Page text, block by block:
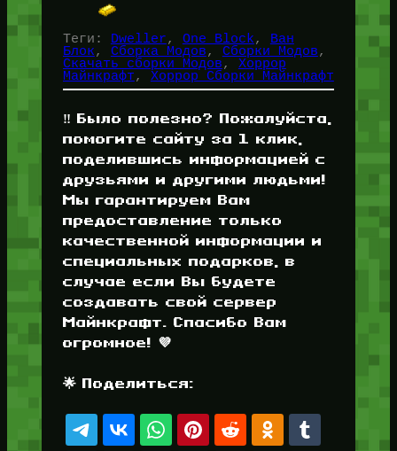
Теги: Dweller, One Block,
Ван
Блок, Сборка Модов, Сборки Модов
Скачать сборки Модов, Хоррор
Майнкрафт, Хоррор Сборки Майнкрафт
‼️ Было полезно? Пожалуйста,
помогите сайту за 1 клик,
поделившись информацией с
друзьями и другими людьми!
Мы гарантируем Вам
предоставление только
качественной информации и
специальных подарков, в
случае если Вы будете
создавать свой сервер
Майнкрафт. Спасибо Вам
огромное! 💜
🌟 Поделиться: